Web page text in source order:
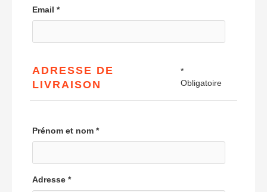
Email *
ADRESSE DE
LIVRAISON
*
Obligatoire
Prénom et nom *
Adresse *